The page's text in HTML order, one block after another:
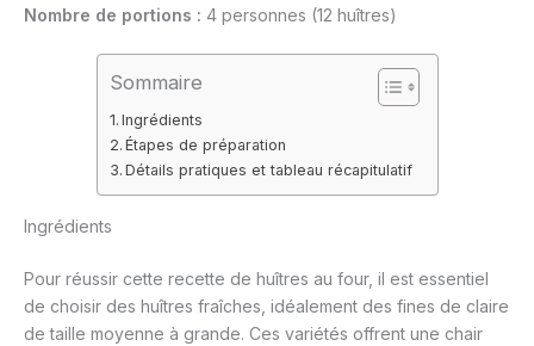
Nombre de portions : 4 personnes (12 huîtres)
Sommaire
Ingrédients
Étapes de préparation
Détails pratiques et tableau récapitulatif
Ingrédients
Pour réussir cette recette de huîtres au four, il est essentiel
de choisir des huîtres fraîches, idéalement des fines de claire
de taille moyenne à grande. Ces variétés offrent une chair